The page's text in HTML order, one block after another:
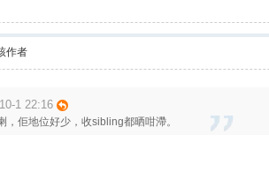
作者
1 22:16
，佢地位好少，收sibling都晒咁滯。